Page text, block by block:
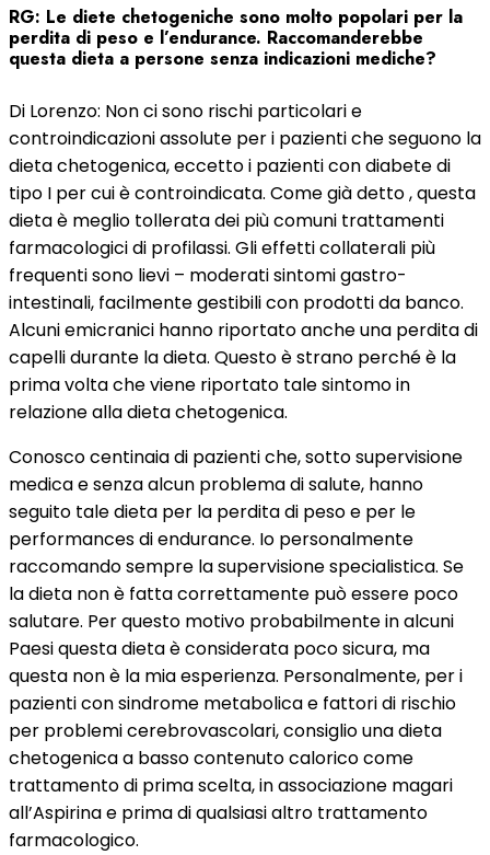
RG: Le diete chetogeniche sono molto popolari per la
perdita di peso e l’endurance. Raccomanderebbe
questa dieta a persone senza indicazioni mediche?
Di Lorenzo: Non ci sono rischi particolari e
controindicazioni assolute per i pazienti che seguono la
dieta chetogenica, eccetto i pazienti con diabete di
tipo I per cui è controindicata. Come già detto , questa
dieta è meglio tollerata dei più comuni trattamenti
farmacologici di profilassi. Gli effetti collaterali più
frequenti sono lievi – moderati sintomi gastro-
intestinali, facilmente gestibili con prodotti da banco.
Alcuni emicranici hanno riportato anche una perdita di
capelli durante la dieta. Questo è strano perché è la
prima volta che viene riportato tale sintomo in
relazione alla dieta chetogenica.
Conosco centinaia di pazienti che, sotto supervisione
medica e senza alcun problema di salute, hanno
seguito tale dieta per la perdita di peso e per le
performances di endurance. Io personalmente
raccomando sempre la supervisione specialistica. Se
la dieta non è fatta correttamente può essere poco
salutare. Per questo motivo probabilmente in alcuni
Paesi questa dieta è considerata poco sicura, ma
questa non è la mia esperienza. Personalmente, per i
pazienti con sindrome metabolica e fattori di rischio
per problemi cerebrovascolari, consiglio una dieta
chetogenica a basso contenuto calorico come
trattamento di prima scelta, in associazione magari
all’Aspirina e prima di qualsiasi altro trattamento
farmacologico.